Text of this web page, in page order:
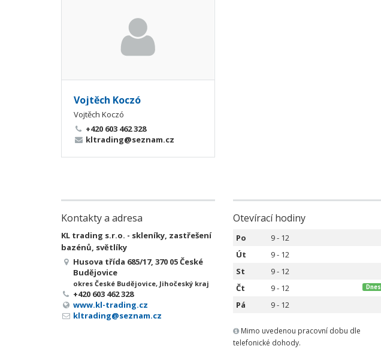
Vojtěch Koczó
Vojtěch Koczó
+420 603 462 328
kltrading@seznam.cz
Kontakty a adresa
KL trading s.r.o. - skleníky, zastřešení
bazénů, světlíky
Husova třída 685/17, 370 05 České
Budějovice
okres České Budějovice, Jihočeský kraj
+420 603 462 328
www.kl-trading.cz
kltrading@seznam.cz
Otevírací hodiny
Po
9 - 12
Út
9 - 12
St
9 - 12
Čt
9 - 12 Dnes
Pá 9 - 12
Mimo uvedenou pracovní dobu dle
telefonické dohody.